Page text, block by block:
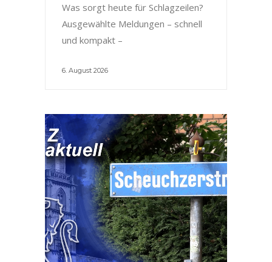
Was sorgt heute für Schlagzeilen?
Ausgewählte Meldungen – schnell
und kompakt –
6. August 2026